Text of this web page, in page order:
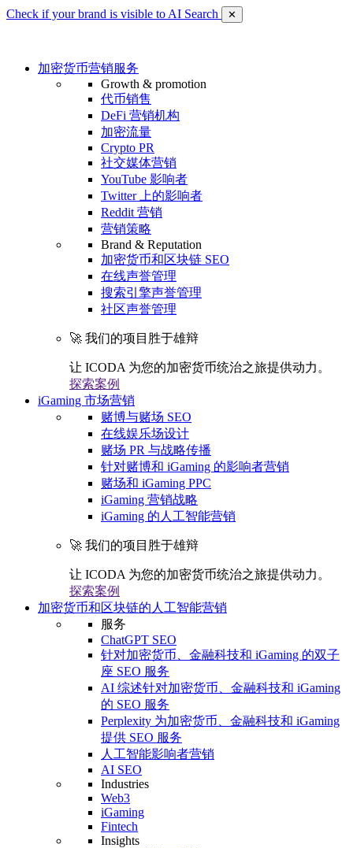
Check if your brand is visible to AI Search ✕
加密货币营销服务
Growth & promotion
代币销售
DeFi 营销机构
加密流量
Crypto PR
社交媒体营销
YouTube 影响者
Twitter 上的影响者
Reddit 营销
营销策略
Brand & Reputation
加密货币和区块链 SEO
在线声誉管理
搜索引擎声誉管理
社区声誉管理
🚀 我们的项目胜于雄辩
让 ICODA 为您的加密货币统治之旅提供动力。
探索案例
iGaming 市场营销
赌博与赌场 SEO
在线娱乐场设计
赌场 PR 与战略传播
针对赌博和 iGaming 的影响者营销
赌场和 iGaming PPC
iGaming 营销战略
iGaming 的人工智能营销
🚀 我们的项目胜于雄辩
让 ICODA 为您的加密货币统治之旅提供动力。
探索案例
加密货币和区块链的人工智能营销
服务
ChatGPT SEO
针对加密货币、金融科技和 iGaming 的双子
座 SEO 服务
AI 综述针对加密货币、金融科技和 iGaming
的 SEO 服务
Perplexity 为加密货币、金融科技和 iGaming
提供 SEO 服务
人工智能影响者营销
AI SEO
Industries
Web3
iGaming
Fintech
Insights